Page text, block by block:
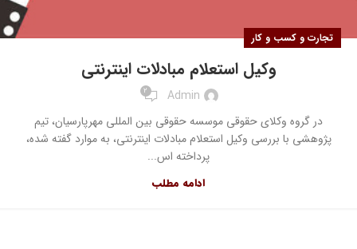
تجارت و کسب و کار
وکیل استعلام مبادلات اینترنتی
Admin
2
در گروه وکلای حقوقی موسسه حقوقی بین المللی مهرپارسیان، تیم
پژوهشی با بررسی وکیل استعلام مبادلات اینترنتی، به موارد گفته شده،
پرداخته اس...
ادامه مطلب